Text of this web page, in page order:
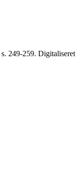
249-259. Digitaliseret